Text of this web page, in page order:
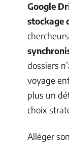
Google
stockage
dossiers
voyage
plus un
choix
Alléger son